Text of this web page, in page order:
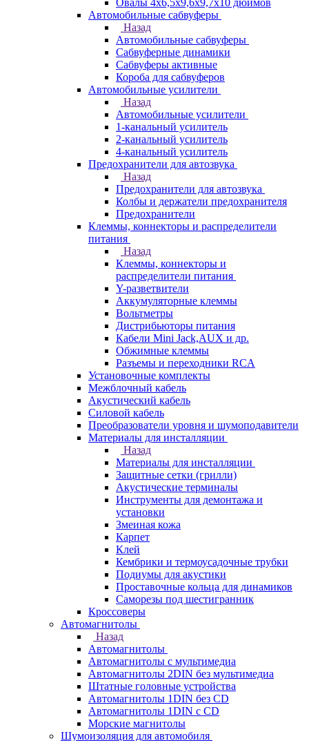
Овалы 4х6,5х9,6x9,7х10 дюймов
Автомобильные сабвуферы
Назад
Автомобильные сабвуферы
Сабвуферные динамики
Сабвуферы активные
Короба для сабвуферов
Автомобильные усилители
Назад
Автомобильные усилители
1-канальный усилитель
2-канальный усилитель
4-канальный усилитель
Предохранители для автозвука
Назад
Предохранители для автозвука
Колбы и держатели предохранителя
Предохранители
Клеммы, коннекторы и распределители
питания
Назад
Клеммы, коннекторы и
распределители питания
Y-разветвители
Аккумуляторные клеммы
Вольтметры
Дистрибьюторы питания
Кабели Mini Jack,AUX и др.
Обжимные клеммы
Разъемы и переходники RCA
Установочные комплекты
Межблочный кабель
Акустический кабель
Силовой кабель
Преобразователи уровня и шумоподавители
Материалы для инсталляции
Назад
Материалы для инсталляции
Защитные сетки (грилли)
Акустические терминалы
Инструменты для демонтажа и
установки
Змеиная кожа
Карпет
Клей
Кембрики и термоусадочные трубки
Подиумы для акустики
Проставочные кольца для динамиков
Саморезы под шестигранник
Кроссоверы
Автомагнитолы
Назад
Автомагнитолы
Автомагнитолы с мультимедиа
Автомагнитолы 2DIN без мультимедиа
Штатные головные устройства
Автомагнитолы 1DIN без CD
Автомагнитолы 1DIN с CD
Морские магнитолы
Шумоизоляция для автомобиля